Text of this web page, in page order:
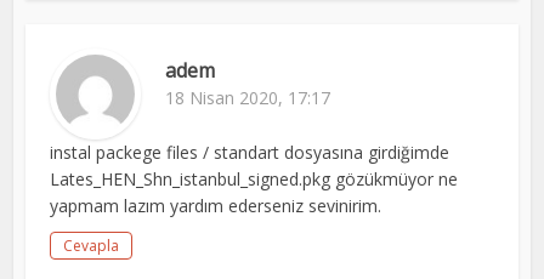
adem
18 Nisan 2020, 17:17
instal packege files / standart dosyasına girdiğimde
Lates_HEN_Shn_istanbul_signed.pkg gözükmüyor ne
yapmam lazım yardım ederseniz sevinirim.
Cevapla